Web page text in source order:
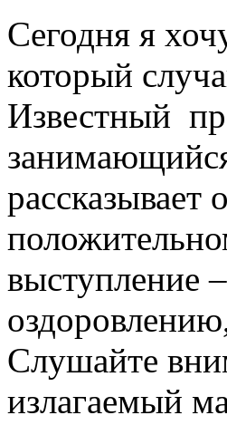
Сегодня я
который
Известный
рассказывает
выступление
Слушайте
излагаемый